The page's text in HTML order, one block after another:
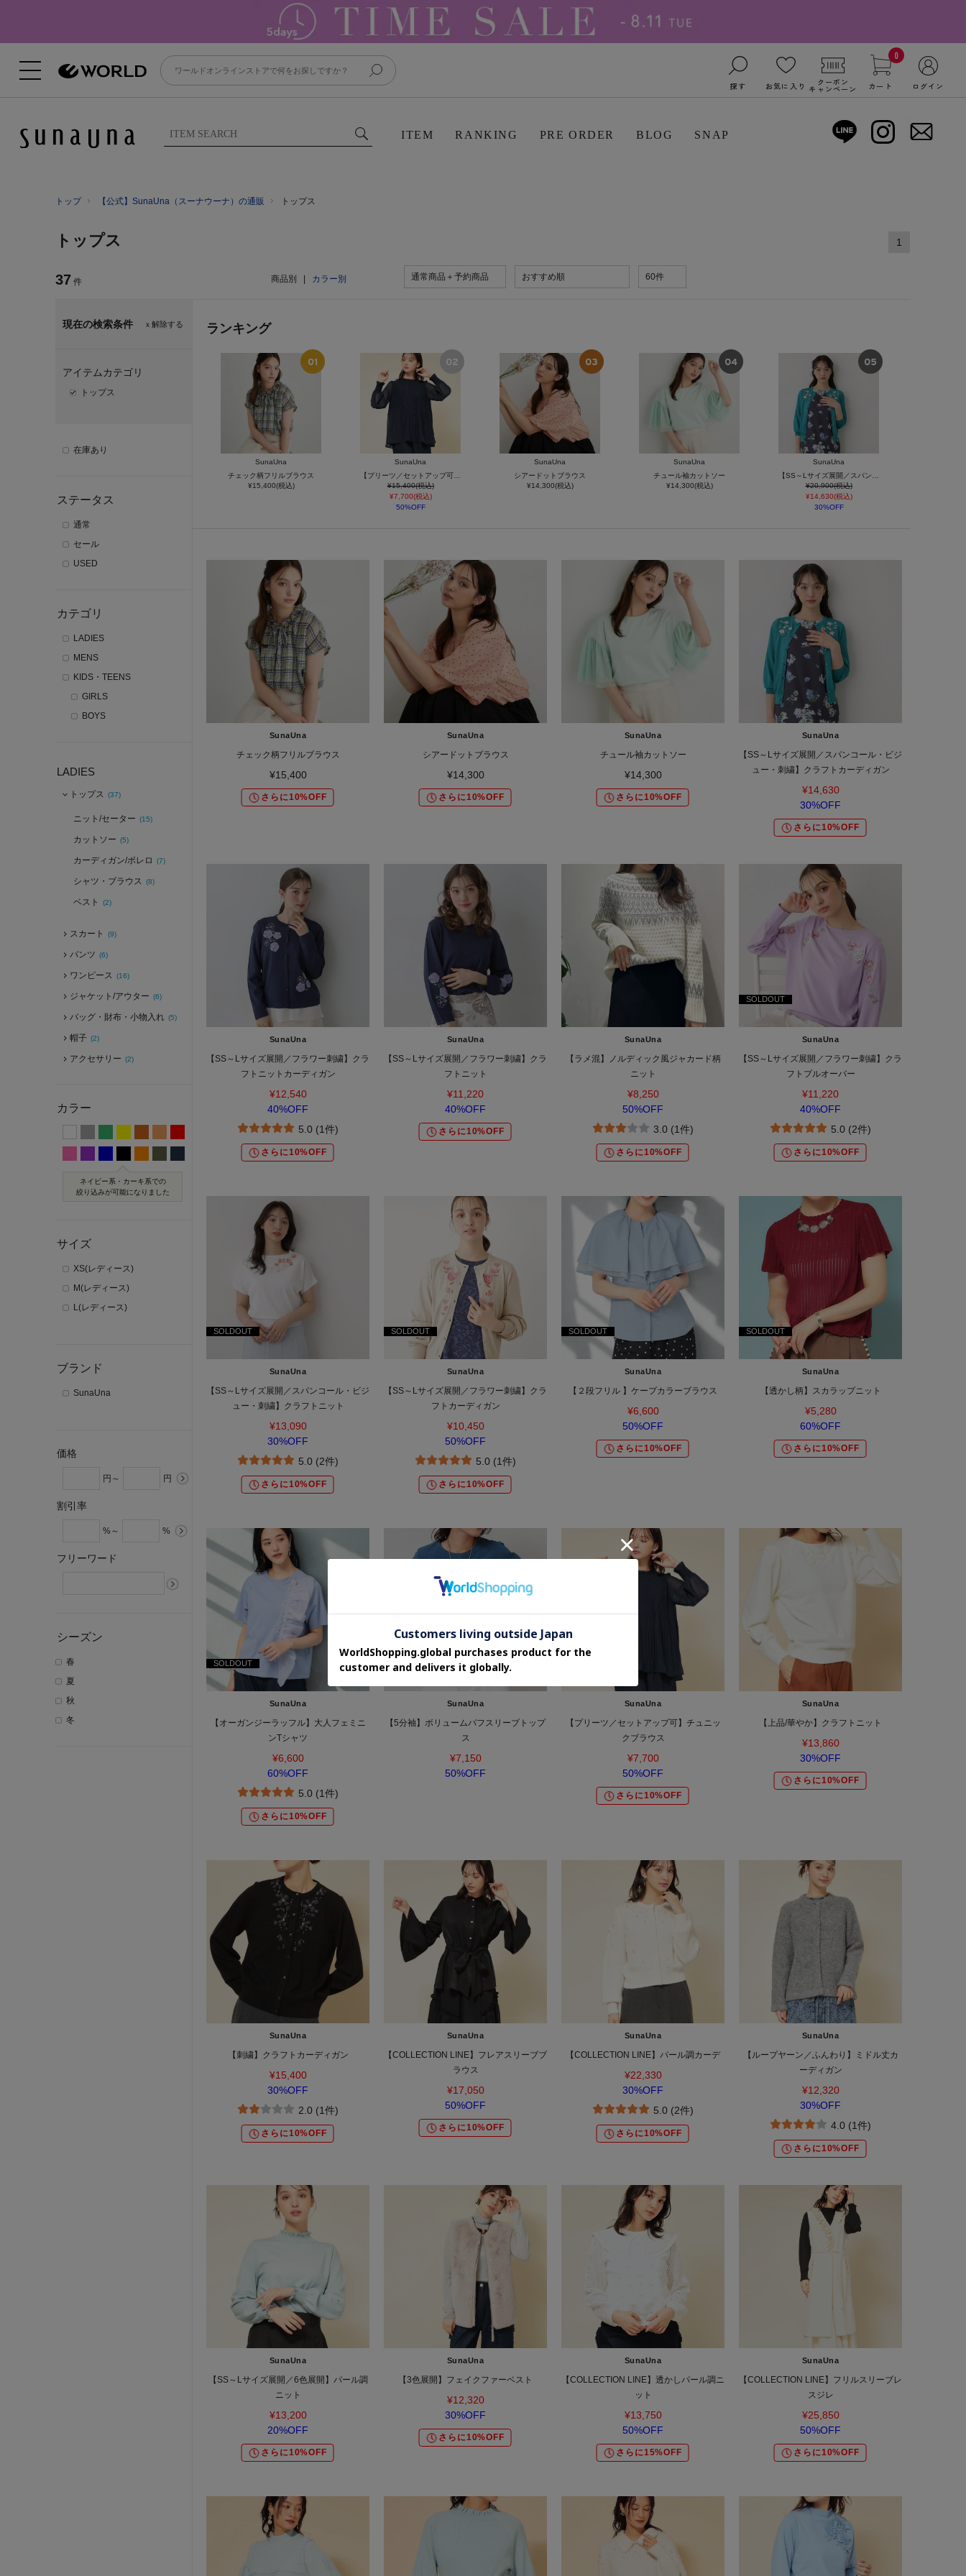
探す お気に入り クーポン
キャンペーン
0
カート ログイン
ITEM RANKING PRE ORDER BLOG SNAP
トップ 【公式】SunaUna（スーナウーナ）の通販 トップス
トップス
37 件 商品別 カラー別 通常商品＋予約商品 おすすめ順 60件
1
ｘ解除する
現在の検索条件
アイテムカテゴリ
トップス
在庫あり
ステータス
通常
セール
USED
カテゴリ
LADIES
MENS
KIDS・TEENS
GIRLS
BOYS
LADIES
トップス (37)
ニット/セーター (15)
カットソー (5)
カーディガン/ボレロ (7)
シャツ・ブラウス (8)
ベスト (2)
スカート (9)
パンツ (6)
ワンピース (16)
ジャケット/アウター (6)
バッグ・財布・小物入れ (5)
帽子 (2)
アクセサリー (2)
カラー
ネイビー系・カーキ系での
絞り込みが可能になりました
サイズ
XS(レディース)
M(レディース)
L(レディース)
ブランド
SunaUna
価格
円～ 円
割引率
%～ %
フリーワード
シーズン
春
夏
秋
冬
ランキング
SunaUna
チェック柄フリルブラウス
¥15,400(税込)
SunaUna
¥15,400(税込)
¥7,700(税込)
50%OFF
SunaUna
シアードットブラウス
¥14,300(税込)
SunaUna
チュール袖カットソー
¥14,300(税込)
SunaUna
¥20,900(税込)
¥14,630(税込)
30%OFF
SunaUna
チェック柄フリルブラウス
¥15,400
さらに10%OFF
SunaUna
シアードットブラウス
¥14,300
さらに10%OFF
SunaUna
チュール袖カットソー
¥14,300
さらに10%OFF
SunaUna
【SS～Lサイズ展開／スパンコール・ビジ
ュー・刺繍】クラフトカーディガン
¥14,630
30%OFF
さらに10%OFF
SunaUna
【SS～Lサイズ展開／フラワー刺繍】クラ
フトニットカーディガン
¥12,540
40%OFF
5.0 (1件)
さらに10%OFF
SunaUna
【SS～Lサイズ展開／フラワー刺繍】クラ
フトニット
¥11,220
40%OFF
さらに10%OFF
SunaUna
【ラメ混】ノルディック風ジャカード柄
ニット
¥8,250
50%OFF
3.0 (1件)
さらに10%OFF
SOLDOUT
SunaUna
【SS～Lサイズ展開／フラワー刺繍】クラ
フトプルオーバー
¥11,220
40%OFF
5.0 (2件)
さらに10%OFF
SOLDOUT
SunaUna
【SS～Lサイズ展開／スパンコール・ビジ
ュー・刺繍】クラフトニット
¥13,090
30%OFF
5.0 (2件)
さらに10%OFF
SOLDOUT
SunaUna
【SS～Lサイズ展開／フラワー刺繍】クラ
フトカーディガン
¥10,450
50%OFF
5.0 (1件)
さらに10%OFF
SOLDOUT
SunaUna
【２段フリル 】ケープカラーブラウス
¥6,600
50%OFF
さらに10%OFF
SOLDOUT
SunaUna
【透かし柄】スカラップニット
¥5,280
60%OFF
さらに10%OFF
SOLDOUT
SunaUna
【オーガンジーラッフル】大人フェミニ
ンTシャツ
¥6,600
60%OFF
5.0 (1件)
さらに10%OFF
SOLDOUT
SunaUna
【5分袖】ボリュームパフスリーブトップ
ス
¥7,150
50%OFF
SunaUna
【プリーツ／セットアップ可】チュニッ
クブラウス
¥7,700
50%OFF
さらに10%OFF
SunaUna
【上品/華やか】クラフトニット
¥13,860
30%OFF
さらに10%OFF
SunaUna
【刺繍】クラフトカーディガン
¥15,400
30%OFF
2.0 (1件)
さらに10%OFF
SunaUna
【COLLECTION LINE】フレアスリーブブ
ラウス
¥17,050
50%OFF
さらに10%OFF
SunaUna
【COLLECTION LINE】パール調カーデ
¥22,330
30%OFF
5.0 (2件)
さらに10%OFF
SunaUna
【ループヤーン／ふんわり】ミドル丈カ
ーディガン
¥12,320
30%OFF
4.0 (1件)
さらに10%OFF
SunaUna
【SS～Lサイズ展開／6色展開】パール調
ニット
¥13,200
20%OFF
さらに10%OFF
SunaUna
【3色展開】フェイクファーベスト
¥12,320
30%OFF
さらに10%OFF
SunaUna
【COLLECTION LINE】透かしパール調ニ
ット
¥13,750
50%OFF
さらに15%OFF
SunaUna
【COLLECTION LINE】フリルスリーブレ
スジレ
¥25,850
50%OFF
さらに10%OFF